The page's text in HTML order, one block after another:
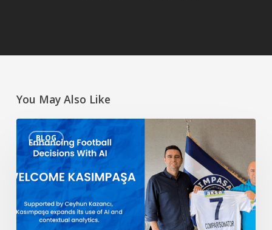
You May Also Like
BLOG
Zeka
ile
Futbol
Kararlarının
Geliştirilmesi